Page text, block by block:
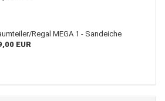
Regal MEGA 1 - Sandeiche
EUR